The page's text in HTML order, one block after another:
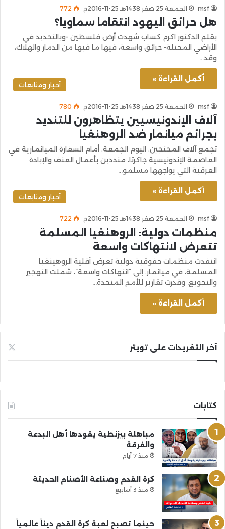
msf الجمعة 25 صفر 1438هـ 25-11-2016م 772
هل حرائق اليهود انتقاما سماويا؟
بقلم الدكتور اكرم كساب شهدت أرض فلسطين -وبالتحديد في
الأراضي المحتلة- حرائق واسعة، فيها ما فيها من الدمار والهلاك،
وقد…
أكمل القراءة »
أخبار ومتابعات
msf الجمعة 25 صفر 1438هـ 25-11-2016م 780
آلاف الإندونيسيين يتظاهرون للتنديد
بجرائم ميانمار ضد الروهنغيا
تجمع آلاف المحتجين، اليوم الجمعة، أمام السفارة الميانمارية في
العاصمة الإندونيسية جاكرتا، منددين بأعمال العنف والإبادة
العرقية التي يواجهها مسلمو…
أكمل القراءة »
أخبار ومتابعات
msf الجمعة 25 صفر 1438هـ 25-11-2016م 722
منظمات دولية: الروهنغيا المسلمة
تتعرض لانتهاكات واسعة
انتقدت منظمات حقوقية دولية تعرض أقلية الروهينغيا
المسلمة، في ميانمار، إلى “انتهاكات واسعة”، شملت التهجير
والتجويع. وقدرت تقارير للأمم المتحدة…
أكمل القراءة »
آخر التغريدات على تويتر
كتابات
مباهلة بيزنطية يقودها أهل البدعة
والفرقة
منذ 7 أيام
كرة القدم وصناعة الأصنام الحديثة
منذ 3 أسابيع
حينما تصبح لعبة كرة القدم ديناً عالمياً